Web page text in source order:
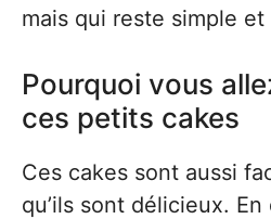
mais qui reste simple
Pourquoi vous
ces petits cakes
Ces cakes sont aussi
qu’ils sont délicieux.